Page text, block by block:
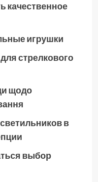
качественное
игрушки
стрелкового
щодо
в
выбор